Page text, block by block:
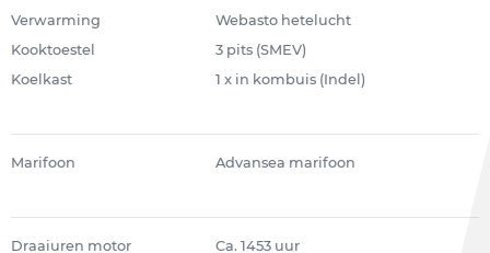
Verwarming
Webasto hetelucht
Kooktoestel
3 pits (SMEV)
Koelkast
1 x in kombuis (Indel)
Marifoon Advansea marifoon
Draaiuren motor Ca. 1453 uur